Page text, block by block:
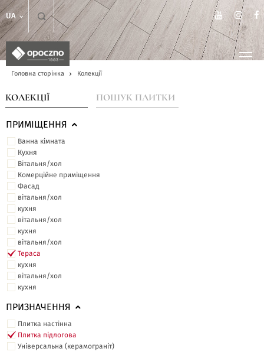
UA
Головна сторінка Колекції
КОЛЕКЦІЇ ПОШУК ПЛИТКИ
ПРИМІЩЕННЯ
Ванна кімната
Кухня
Вітальня/хол
Комерційне приміщення
Фасад
вітальня/хол
кухня
вітальня/хол
кухня
вітальня/хол
Тераса
кухня
вітальня/хол
кухня
ПРИЗНАЧЕННЯ
Плитка настінна
Плитка підлогова
Універсальна (керамограніт)